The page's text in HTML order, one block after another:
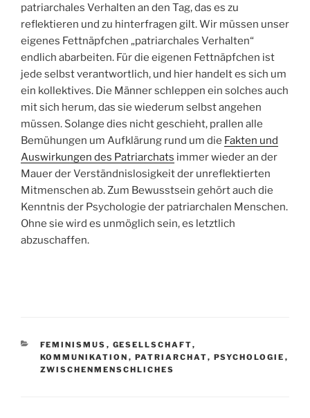
patriarchales Verhalten an den Tag, das es zu
reflektieren und zu hinterfragen gilt. Wir müssen unser
eigenes Fettnäpfchen „patriarchales Verhalten“
endlich abarbeiten. Für die eigenen Fettnäpfchen ist
jede selbst verantwortlich, und hier handelt es sich um
ein kollektives. Die Männer schleppen ein solches auch
mit sich herum, das sie wiederum selbst angehen
müssen. Solange dies nicht geschieht, prallen alle
Bemühungen um Aufklärung rund um die Fakten und
Auswirkungen des Patriarchats immer wieder an der
Mauer der Verständnislosigkeit der unreflektierten
Mitmenschen ab. Zum Bewusstsein gehört auch die
Kenntnis der Psychologie der patriarchalen Menschen.
Ohne sie wird es unmöglich sein, es letztlich
abzuschaffen.
KATEGORIEN
FEMINISMUS , GESELLSCHAFT,
KOMMUNIKATION , PATRIARCHAT, PSYCHOLOGIE ,
ZWISCHENMENSCHLICHES